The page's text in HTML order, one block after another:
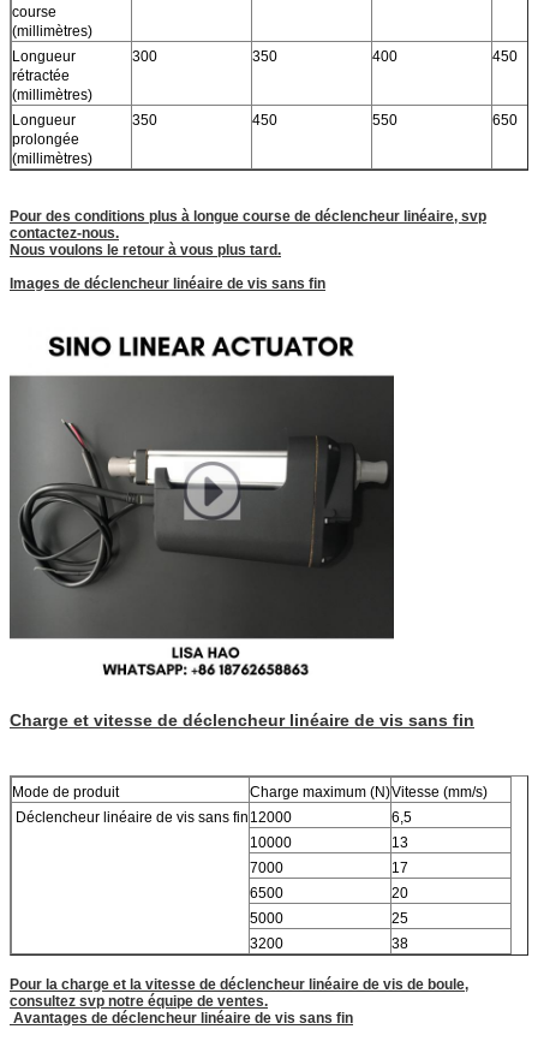
course
(millimètres)
Longueur
rétractée
(millimètres)
300 350 400 450
Longueur
prolongée
(millimètres)
350 450 550 650
Pour des conditions plus à longue course de déclencheur linéaire, svp
contactez-nous.
Nous voulons le retour à vous plus tard.
Images de déclencheur linéaire de vis sans fin
Charge et vitesse de déclencheur linéaire de vis sans fin
Mode de produit Charge maximum (N)Vitesse (mm/s)
Déclencheur linéaire de vis sans fin 12000
6,5
10000
13
7000
17
6500
20
5000
25
3200
38
Pour la charge et la vitesse de déclencheur linéaire de vis de boule,
consultez svp notre équipe de ventes.
Avantages de déclencheur linéaire de vis sans fin